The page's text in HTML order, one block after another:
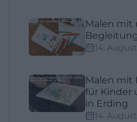
Malen mit
14.
Malen mit
für Kinder
in Erding
14.